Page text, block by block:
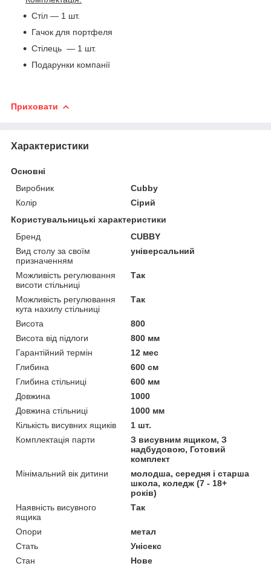
Стіл — 1 шт.
Гачок для портфеля
Стілець — 1 шт.
Подарунки компанії
Приховати
Характеристики
Основні
Виробник
Cubby
Колір
Сірий
Користувальницькі характеристики
Бренд
CUBBY
Вид столу за своїм
призначенням
універсальний
Можливість регулювання
висоти стільниці
Так
Можливість регулювання
кута нахилу стільниці
Так
Висота
800
Висота від підлоги
800 мм
Гарантійний термін
12 мес
Глибина
600 см
Глибина стільниці
600 мм
Довжина
1000
Довжина стільниці
1000 мм
Кількість висувних ящиків
1 шт.
Комплектація парти
З висувним ящиком, З
надбудовою, Готовий
комплект
Мінімальний вік дитини
молодша, середня і старша
школа, коледж (7 - 18+
років)
Наявність висувного
ящика
Так
Опори
метал
Стать
Унісекс
Стан
Нове